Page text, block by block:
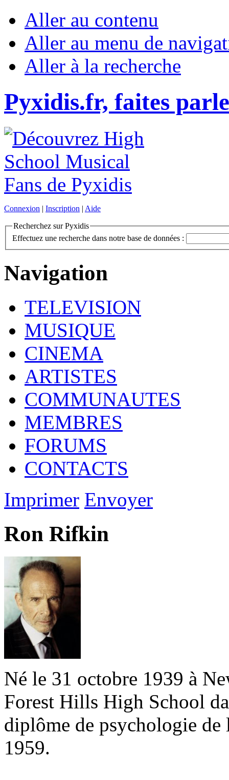
Aller au contenu
Aller au menu de
Aller à la recherche
Pyxidis.fr, faites
Connexion | Inscription | Aide
Recherchez sur Pyxidis
Effectuez une recherche dans notre base de données :
Navigation
TELEVISION
MUSIQUE
CINEMA
ARTISTES
COMMUNAUTES
MEMBRES
FORUMS
CONTACTS
Imprimer Envoyer
Ron Rifkin
Né le 31 octobre 1939 à
Forest Hills High School
diplôme de psychologie
1959.